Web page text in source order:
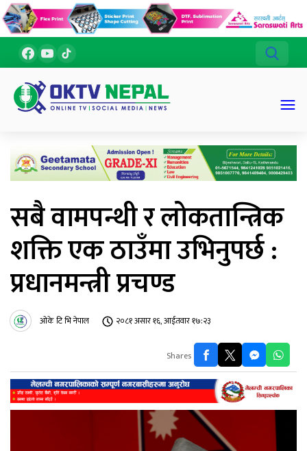
सबै वामपन्थी र लोकतान्त्रिक
शक्ति एक ठाउँमा उभिनुपर्छ :
प्रधानमन्त्री प्रचण्ड
ओके टि भि नेपाल २०८१ असार १६, आईतवार १७:२३
Shares